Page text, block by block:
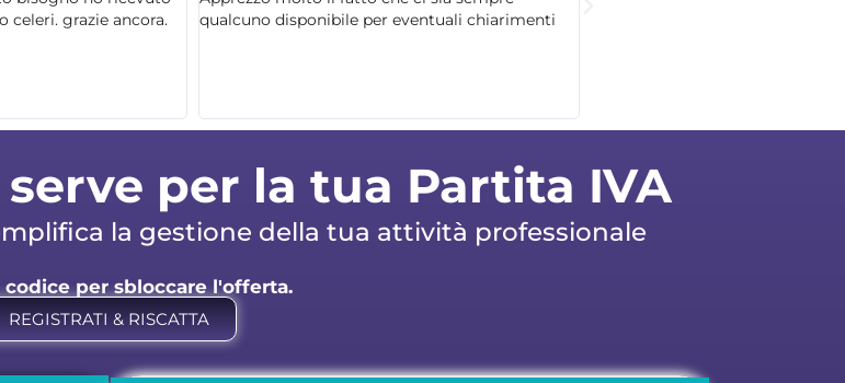
celeri. grazie ancora.
qualcuno disponibile per eventuali chiarimenti
per la tua Partita IVA
la gestione della tua attività professionale
codice per sbloccare l'offerta.
REGISTRATI & RISCATTA